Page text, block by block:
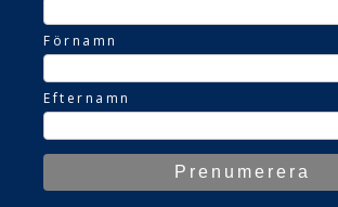
Förnamn
Efternamn